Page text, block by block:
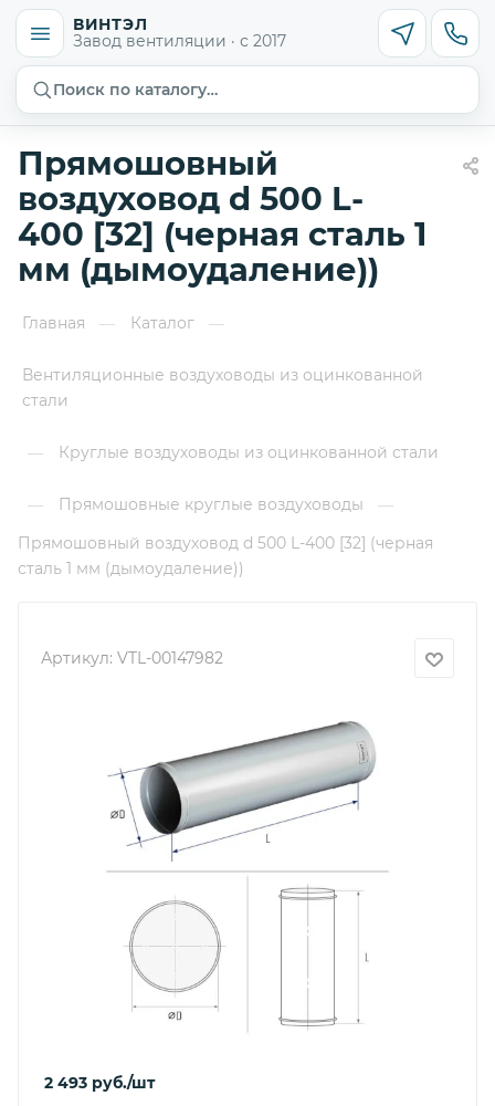
ВИНТЭЛ
Завод вентиляции · с 2017
Поиск по каталогу…
Прямошовный
воздуховод d 500 L-
400 [32] (черная сталь 1
мм (дымоудаление))
Главная — Каталог —
Вентиляционные воздуховоды из оцинкованной
стали
— Круглые воздуховоды из оцинкованной стали
— Прямошовные круглые воздуховоды
—
Прямошовный воздуховод d 500 L-400 [32] (черная
сталь 1 мм (дымоудаление))
Артикул: VTL-00147982
2 493 руб./шт